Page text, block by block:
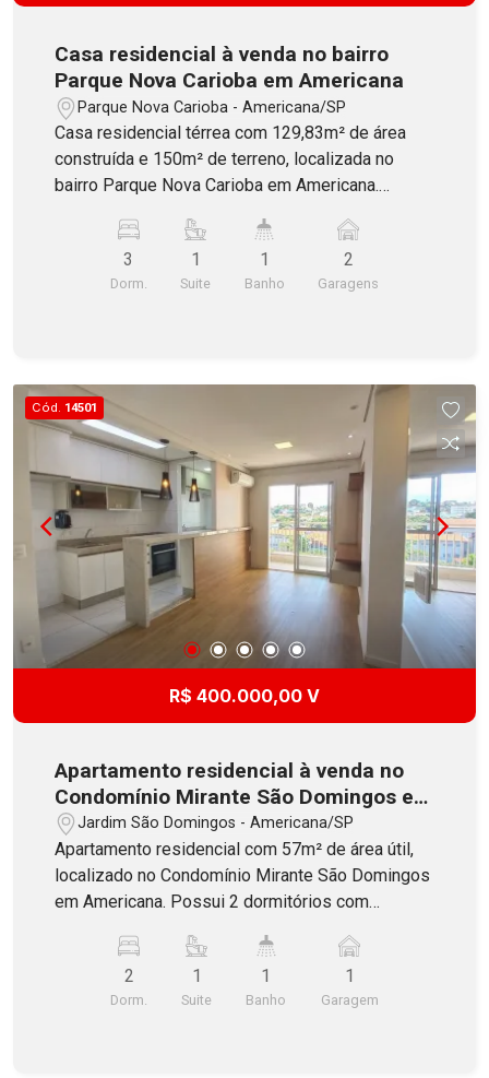
Casa residencial à venda no bairro
Parque Nova Carioba em Americana
Parque Nova Carioba - Americana/SP
Casa residencial térrea com 129,83m² de área
construída e 150m² de terreno, localizada no
bairro Parque Nova Carioba em Americana.
armários, banheiro social, sala de estar, cozinha e
área de serviço. O imóvel oferece também
espaço com churrasqueira, portão eletrônico e 2
3
Dorm.
1
Suite
1
Banho
2
Garagens
Cód. 14501
R$ 400.000,00 V
Apartamento residencial à venda no
Condomínio Mirante São Domingos em
Americana
Jardim São Domingos - Americana/SP
Apartamento residencial com 57m² de área útil,
localizado no Condomínio Mirante São Domingos
em Americana. Possui 2 dormitórios com
blindex, sala dois ambientes com painel de TV,
espelho, lustre e sacada, cozinha completa
inlcuindo ármarios cooktop, forno e coifa,
2
Dorm.
1
Suite
1
Banho
1
Garagem